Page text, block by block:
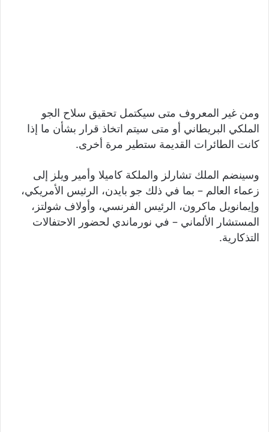
ومن غير المعروف متى سيكتمل تحقيق سلاح الجو
الملكي البريطاني أو متى سيتم اتخاذ قرار بشأن ما إذا
كانت الطائرات القديمة ستطير مرة أخرى.
وسينضم الملك تشارلز والملكة كاميلا وأمير ويلز إلى
زعماء العالم – بما في ذلك جو بايدن، الرئيس الأمريكي،
وإيمانويل ماكرون، الرئيس الفرنسي، وأولاف شولتز،
المستشار الألماني – في نورماندي لحضور الاحتفالات
التذكارية.